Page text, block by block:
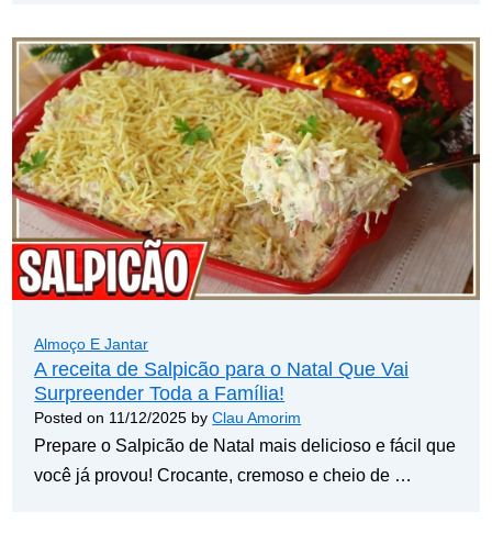
Almoço E Jantar
A receita de Salpicão para o Natal Que Vai
Surpreender Toda a Família!
Posted on 11/12/2025 byClau Amorim
Prepare o Salpicão de Natal mais delicioso e fácil que
você já provou! Crocante, cremoso e cheio de …